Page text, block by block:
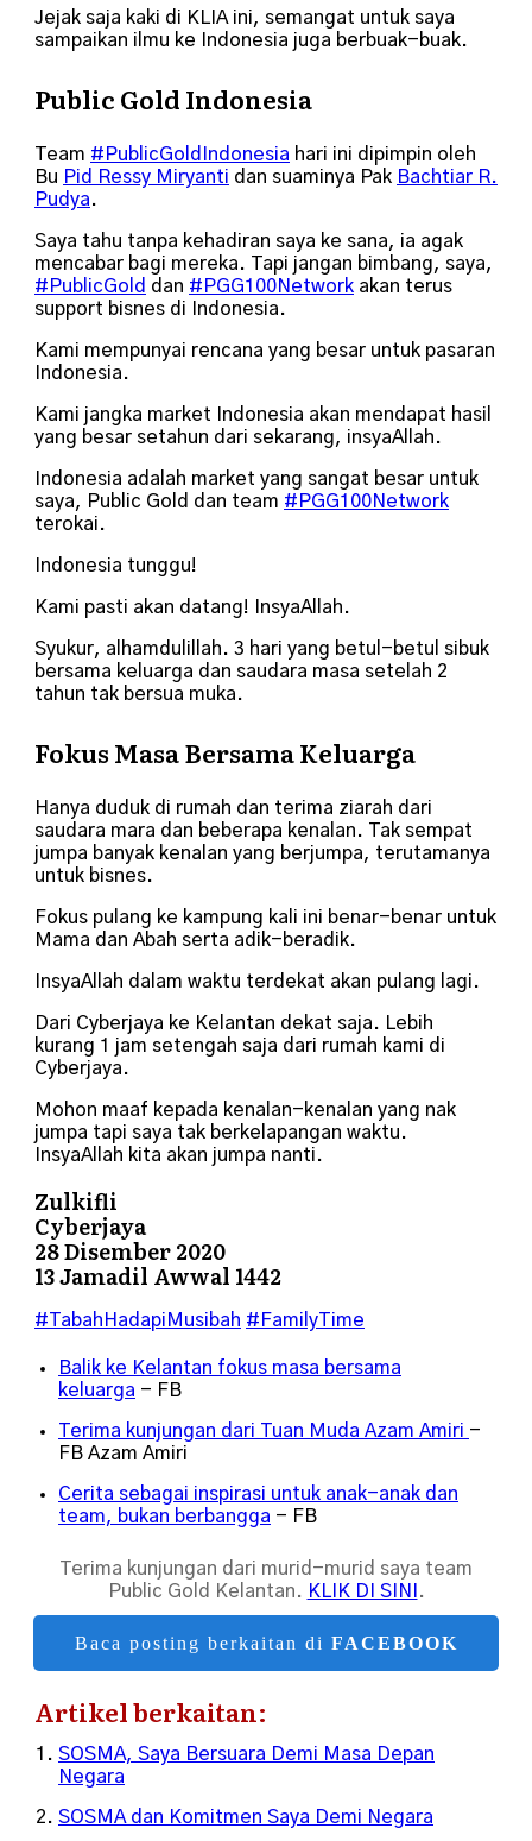
Jejak saja kaki di KLIA ini, semangat untuk saya
sampaikan ilmu ke Indonesia juga berbuak-buak.
Public Gold Indonesia
Team #PublicGoldIndonesia hari ini dipimpin oleh
Bu Pid Ressy Miryanti dan suaminya Pak Bachtiar R.
Pudya.
Saya tahu tanpa kehadiran saya ke sana, ia agak
mencabar bagi mereka. Tapi jangan bimbang, saya,
#PublicGold dan #PGG100Network akan terus
support bisnes di Indonesia.
Kami mempunyai rencana yang besar untuk pasaran
Indonesia.
Kami jangka market Indonesia akan mendapat hasil
yang besar setahun dari sekarang, insyaAllah.
Indonesia adalah market yang sangat besar untuk
saya, Public Gold dan team #PGG100Network
terokai.
Indonesia tunggu!
Kami pasti akan datang! InsyaAllah.
Syukur, alhamdulillah. 3 hari yang betul-betul sibuk
bersama keluarga dan saudara masa setelah 2
tahun tak bersua muka.
Fokus Masa Bersama Keluarga
Hanya duduk di rumah dan terima ziarah dari
saudara mara dan beberapa kenalan. Tak sempat
jumpa banyak kenalan yang berjumpa, terutamanya
untuk bisnes.
Fokus pulang ke kampung kali ini benar-benar untuk
Mama dan Abah serta adik-beradik.
InsyaAllah dalam waktu terdekat akan pulang lagi.
Dari Cyberjaya ke Kelantan dekat saja. Lebih
kurang 1 jam setengah saja dari rumah kami di
Cyberjaya.
Mohon maaf kepada kenalan-kenalan yang nak
jumpa tapi saya tak berkelapangan waktu.
InsyaAllah kita akan jumpa nanti.
Zulkifli
Cyberjaya
28 Disember 2020
13 Jamadil Awwal 1442
#TabahHadapiMusibah #FamilyTime
Balik ke Kelantan fokus masa bersama
keluarga - FB
Terima kunjungan dari Tuan Muda Azam Amiri -
FB Azam Amiri
Cerita sebagai inspirasi untuk anak-anak dan
team, bukan berbangga - FB
Terima kunjungan dari murid-murid saya team
Public Gold Kelantan. KLIK DI SINI .
Baca posting berkaitan di FACEBOOK
Artikel berkaitan:
SOSMA, Saya Bersuara Demi Masa Depan
Negara
SOSMA dan Komitmen Saya Demi Negara